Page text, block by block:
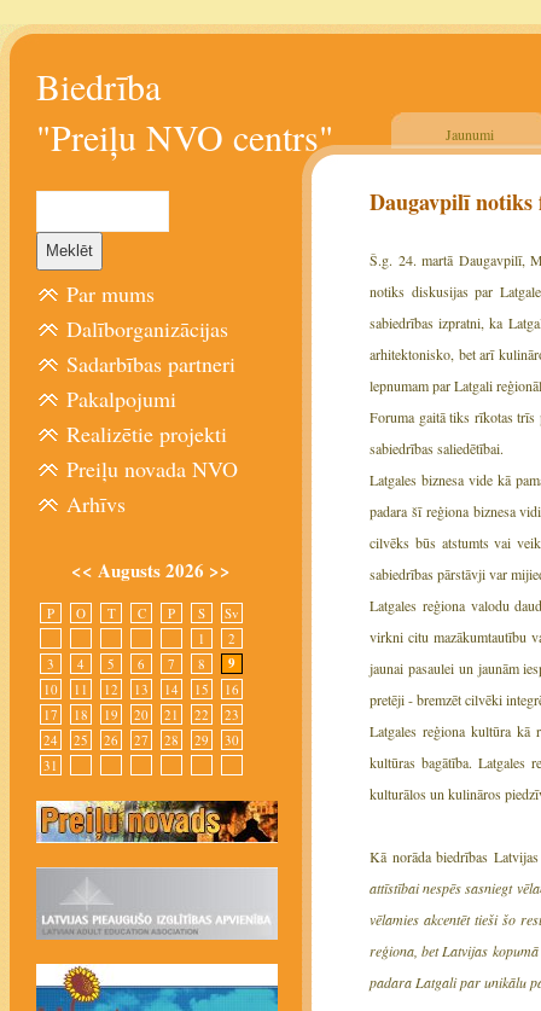
Biedrība
"Preiļu NVO centrs"
Jaunumi
Daugavpilī notiks
Š.g. 24. martā Daugavpilī,
notiks diskusijas par
sabiedrības izpratni, ka
arhitektonisko, bet arī
lepnumam par Latgali
Foruma gaitā tiks rīkotas trīs
sabiedrības saliedētībai.
Latgales biznesa vide kā
padara šī reģiona biznesa
cilvēks būs atstumts vai
sabiedrības pārstāvji var
Latgales reģiona valodu
virkni citu mazākumtautību
jaunai pasaulei un jaunām
pretēji - bremzēt cilvēki
Latgales reģiona kultūra kā
kultūras bagātība. Latgales
kulturālos un kulināros
Kā norāda biedrības
attīstībai nespēs sasniegt
vēlamies akcentēt tieši šo
reģiona, bet Latvijas
padara Latgali par unikālu
Par mums
Dalīborganizācijas
Sadarbības partneri
Pakalpojumi
Realizētie projekti
Preiļu novada NVO
Arhīvs
<< Augusts 2026 >>
P O T C P S
Sv
1
2
3
4 5 6 7 8 9
10 11 12 13 14 15
16
17
18 19 20 21 22
23
24
25 26 27 28 29
30
31